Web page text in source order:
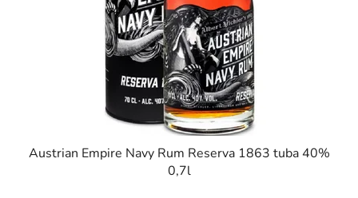
Austrian Empire Navy Rum Reserva 1863 tuba 40%
0,7l